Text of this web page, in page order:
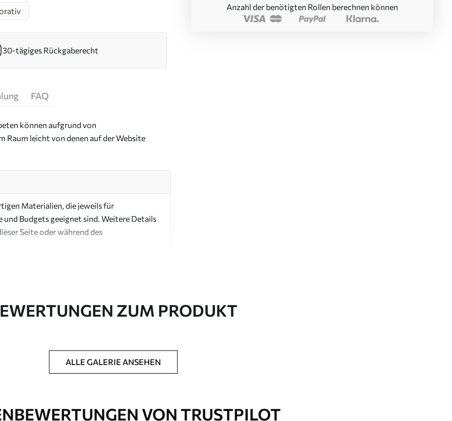
Anzahl der benötigten Rollen berechnen können
30-tägiges Rückgaberecht
FAQ
können aufgrund von
leicht von denen auf der Website
Materialien, die jeweils für
Budgets geeignet sind. Weitere Details
Seite oder während des
und/oder Tapetenkleber.
ZUM PRODUKT
ALLE GALERIE ANSEHEN
VON TRUSTPILOT